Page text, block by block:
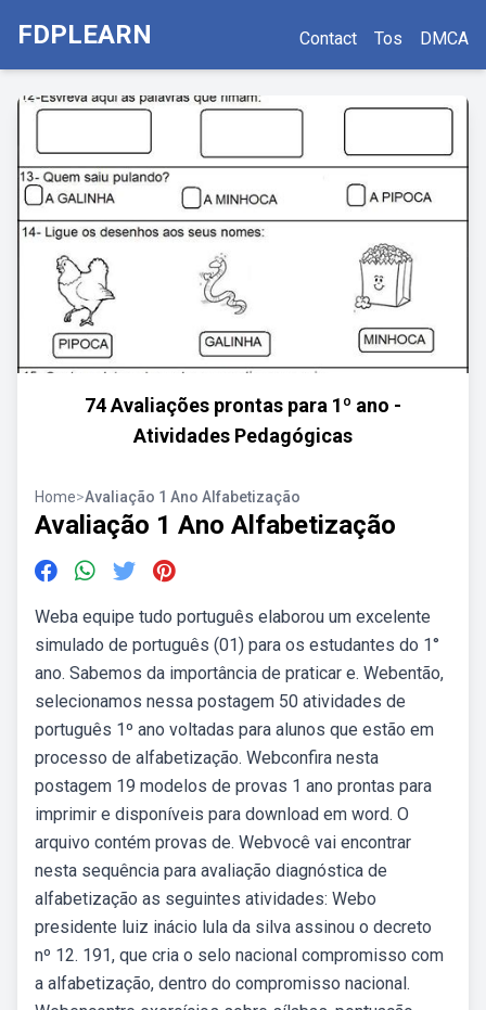
FDPLEARN Contact Tos DMCA
74 Avaliações prontas para 1º ano -
Atividades Pedagógicas
Home>Avaliação 1 Ano Alfabetização
Avaliação 1 Ano Alfabetização
Weba equipe tudo português elaborou um excelente
simulado de português (01) para os estudantes do 1°
ano. Sabemos da importância de praticar e. Webentão,
selecionamos nessa postagem 50 atividades de
português 1º ano voltadas para alunos que estão em
processo de alfabetização. Webconfira nesta
postagem 19 modelos de provas 1 ano prontas para
imprimir e disponíveis para download em word. O
arquivo contém provas de. Webvocê vai encontrar
nesta sequência para avaliação diagnóstica de
alfabetização as seguintes atividades: Webo
presidente luiz inácio lula da silva assinou o decreto
nº 12. 191, que cria o selo nacional compromisso com
a alfabetização, dentro do compromisso nacional.